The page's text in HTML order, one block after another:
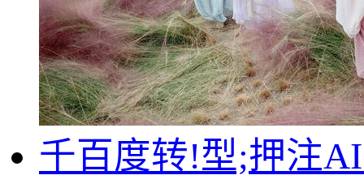
千百度转!型;押注